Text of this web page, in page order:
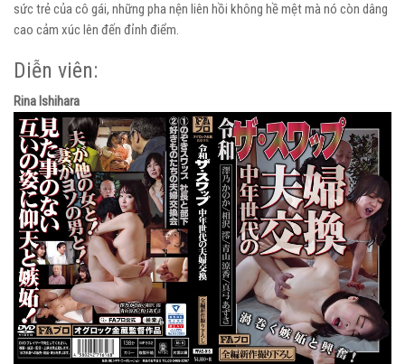
sức trẻ của cô gái, những pha nện liên hồi không hề mệt mà nó còn dâng
cao cảm xúc lên đến đỉnh điểm.
Diễn viên:
Rina Ishihara